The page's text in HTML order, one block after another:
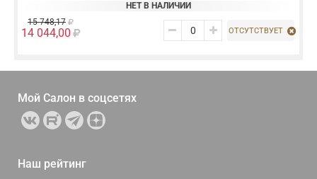
НЕТ В НАЛИЧИИ
15 748,17
14 044,00 ОТСУТСТВУЕТ
Мой Салон в соцсетях
Наш рейтинг